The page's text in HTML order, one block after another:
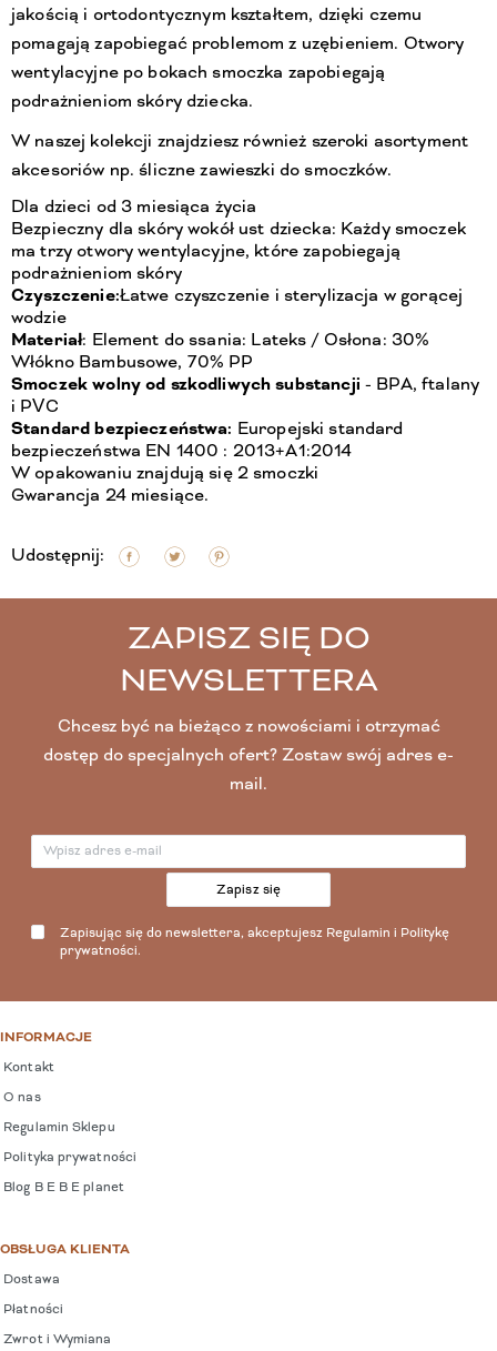
jakością i ortodontycznym kształtem, dzięki czemu
pomagają zapobiegać problemom z uzębieniem. Otwory
wentylacyjne po bokach smoczka zapobiegają
podrażnieniom skóry dziecka.
W naszej kolekcji znajdziesz również szeroki asortyment
akcesoriów np. śliczne zawieszki do smoczków.
Dla dzieci od 3 miesiąca życia
Bezpieczny dla skóry wokół ust dziecka: Każdy smoczek
ma trzy otwory wentylacyjne, które zapobiegają
podrażnieniom skóry
Czyszczenie:Łatwe czyszczenie i sterylizacja w gorącej
wodzie
Materiał: Element do ssania: Lateks / Osłona: 30%
Włókno Bambusowe, 70% PP
Smoczek wolny od szkodliwych substancji - BPA, ftalany
i PVC
Standard bezpieczeństwa: Europejski standard
bezpieczeństwa EN 1400 : 2013+A1:2014
W opakowaniu znajdują się 2 smoczki
Gwarancja 24 miesiące.
Udostępnij:
ZAPISZ SIĘ DO
NEWSLETTERA
Chcesz być na bieżąco z nowościami i otrzymać
dostęp do specjalnych ofert? Zostaw swój adres e-
mail.
Zapisz się
Zapisując się do newslettera, akceptujesz Regulamin i Politykę
prywatności.
INFORMACJE
Kontakt
O nas
Regulamin Sklepu
Polityka prywatności
Blog B E B E planet
OBSŁUGA KLIENTA
Dostawa
Płatności
Zwrot i Wymiana